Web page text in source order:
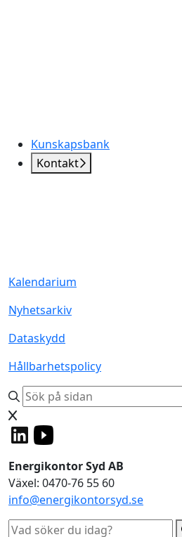
Kunskapsbank
Kontakt
Kalendarium
Nyhetsarkiv
Dataskydd
Hållbarhetspolicy
Energikontor Syd AB
Växel: 0470-76 55 60
info@energikontorsyd.se